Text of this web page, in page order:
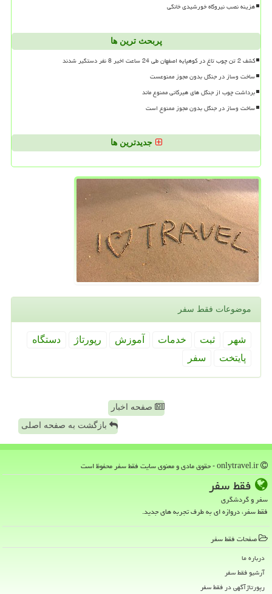
هزینه نصب نیروگاه خورشیدی خانگی
پربحث ترین ها
کشف 2 تن چوب تاغ در کوهپایه اصفهان طی 24 ساعت اخیر 8 نفر دستگیر شدند
ساخت وساز در جنگل بدون مجوز ممنوعست
برداشت چوب از جنگل های هیرکانی ممنوع ماند
ساخت وساز در جنگل بدون مجوز ممنوع است
جدیدترین ها
موضوعات فقط سفر
شهر ثبت خدمات آموزش رپورتاژ
دستگاه
پایتخت
سفر
صفحه اخبار
بازگشت به صفحه اصلی
فقط سفر
سفر و گردشگری
فقط سفر، دروازه ای به طرف تجربه های جدید.
صفحات فقط سفر
درباره ما
آرشیو فقط سفر
رپورتاژآگهی در فقط سفر